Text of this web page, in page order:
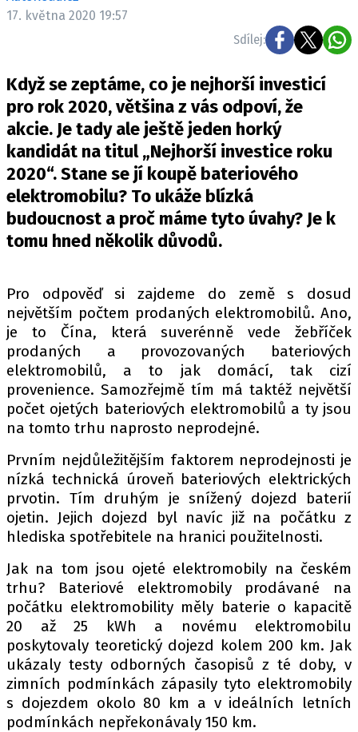
TRH S ELEKTROMOBILY
RALLY
OSTATNÍ
TISKOVKY
ROZHOVORY
DAKAR
ZE SVĚTA
MOTORSPORT
PIT LANE
ČEŠI V AKCI
FIA CEZ & POHÁRY
MEZINÁRODNÍ SCÉNA
SLEDUJTE NÁS NA|
Máte příběh, fotku nebo video?
ETICKÝ KODEX
KONTAKT
VYDAVATEL
INZERCE
OSOBNÍ ÚDAJE / COOKIES
17. května 2020 19:57
Sdílej:
Když se zeptáme, co je nejhorší investicí
pro rok 2020, většina z vás odpoví, že
akcie. Je tady ale ještě jeden horký
kandidát na titul „Nejhorší investice roku
2020“. Stane se jí koupě bateriového
elektromobilu? To ukáže blízká
budoucnost a proč máme tyto úvahy? Je k
tomu hned několik důvodů.
Pro odpověď si zajdeme do země s dosud
největším počtem prodaných elektromobilů. Ano,
je to Čína, která suverénně vede žebříček
prodaných a provozovaných bateriových
elektromobilů, a to jak domácí, tak cizí
provenience. Samozřejmě tím má taktéž největší
počet ojetých bateriových elektromobilů a ty jsou
na tomto trhu naprosto neprodejné.
Prvním nejdůležitějším faktorem neprodejnosti je
nízká technická úroveň bateriových elektrických
prvotin. Tím druhým je snížený dojezd baterií
ojetin. Jejich dojezd byl navíc již na počátku z
hlediska spotřebitele na hranici použitelnosti.
Jak na tom jsou ojeté elektromobily na českém
trhu? Bateriové elektromobily prodávané na
počátku elektromobility měly baterie o kapacitě
20 až 25 kWh a novému elektromobilu
poskytovaly teoretický dojezd kolem 200 km. Jak
ukázaly testy odborných časopisů z té doby, v
zimních podmínkách zápasily tyto elektromobily
s dojezdem okolo 80 km a v ideálních letních
podmínkách nepřekonávaly 150 km.